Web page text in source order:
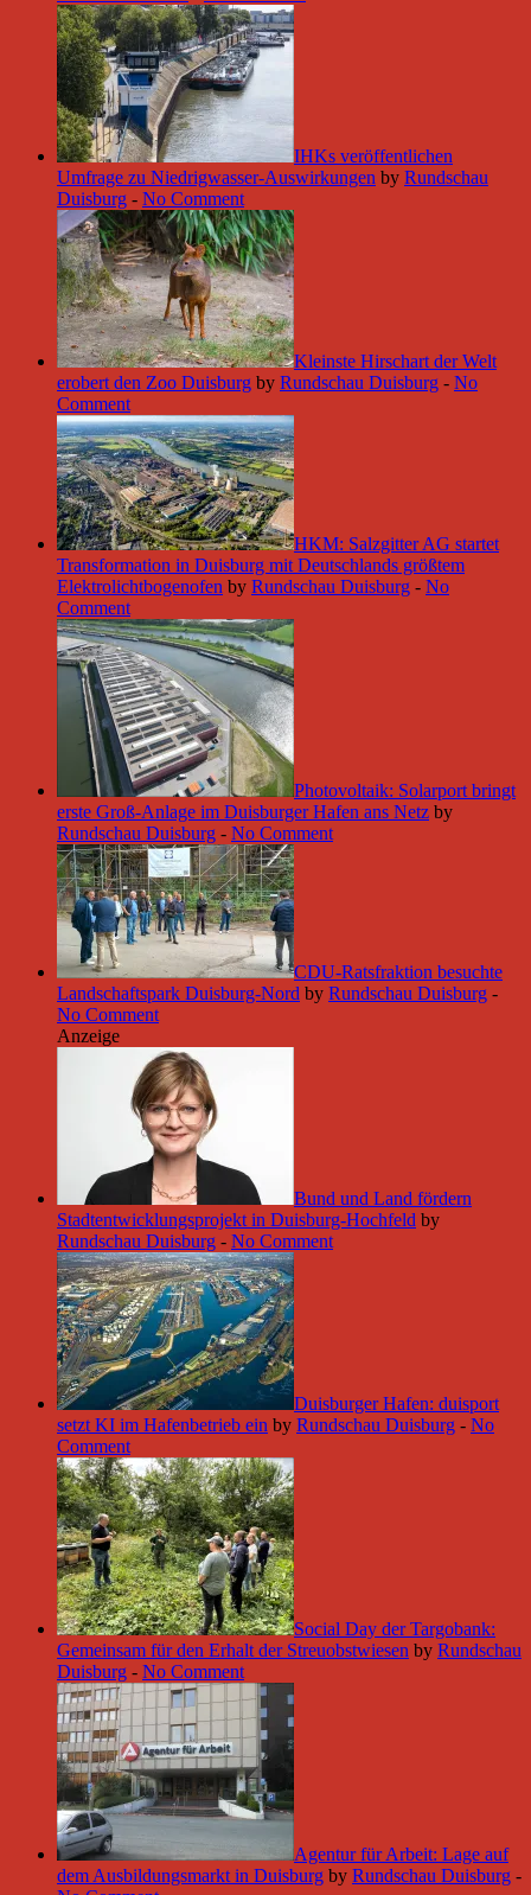
IHKs veröffentlichen
Umfrage zu Niedrigwasser-Auswirkungen by Rundschau
Duisburg - No Comment
Kleinste Hirschart der Welt
erobert den Zoo Duisburg by Rundschau Duisburg - No
Comment
HKM: Salzgitter AG startet
Transformation in Duisburg mit Deutschlands größtem
Elektrolichtbogenofen by Rundschau Duisburg - No
Comment
Photovoltaik: Solarport bringt
erste Groß-Anlage im Duisburger Hafen ans Netz by
Rundschau Duisburg - No Comment
CDU-Ratsfraktion besuchte
Landschaftspark Duisburg-Nord by Rundschau Duisburg -
No Comment
Anzeige
Bund und Land fördern
Stadtentwicklungsprojekt in Duisburg-Hochfeld by
Rundschau Duisburg - No Comment
Duisburger Hafen: duisport
setzt KI im Hafenbetrieb ein by Rundschau Duisburg - No
Comment
Social Day der Targobank:
Gemeinsam für den Erhalt der Streuobstwiesen by Rundschau
Duisburg - No Comment
Agentur für Arbeit: Lage auf
dem Ausbildungsmarkt in Duisburg by Rundschau Duisburg -